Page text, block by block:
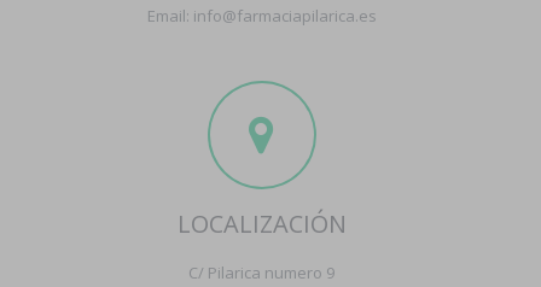
Email: info@farmaciapilarica.es
LOCALIZACIÓN
C/ Pilarica numero 9